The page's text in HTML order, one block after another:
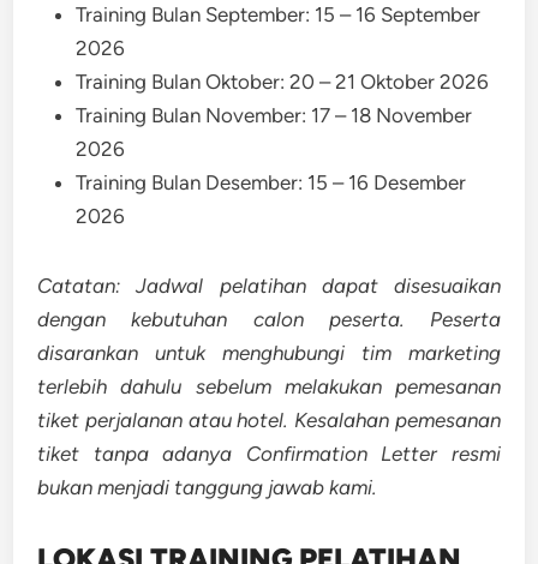
Training Bulan September: 15 – 16 September
2026
Training Bulan Oktober: 20 – 21 Oktober 2026
Training Bulan November: 17 – 18 November
2026
Training Bulan Desember: 15 – 16 Desember
2026
Catatan: Jadwal pelatihan dapat disesuaikan
dengan kebutuhan calon peserta. Peserta
disarankan untuk menghubungi tim marketing
terlebih dahulu sebelum melakukan pemesanan
tiket perjalanan atau hotel. Kesalahan pemesanan
tiket tanpa adanya Confirmation Letter resmi
bukan menjadi tanggung jawab kami.